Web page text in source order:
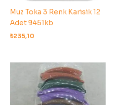
Muz Toka 3 Renk Karisik 12
Adet 9451kb
₺235,10